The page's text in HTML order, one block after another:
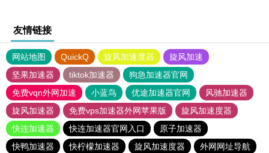
友情链接
网站地图 QuickQ 旋风加速度器
旋风加速
坚果加速器
tiktok加速器
狗急加速器官网
免费vqn外网加速
小蓝鸟 优途加速器官网
风驰加速器
旋风加速器
免费vps加速器外网苹果版
旋风加速度器
快连加速器
快连加速器官网入口
原子加速器
快鸭加速器
快柠檬加速器 旋风加速度器
外网网址导航